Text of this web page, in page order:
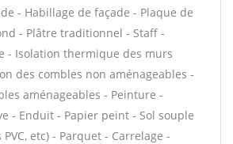
- Habillage de façade - Plaque de
- Plâtre traditionnel - Staff -
- Isolation thermique des murs
des combles non aménageables -
aménageables - Peinture -
- Enduit - Papier peint - Sol souple
etc) - Parquet - Carrelage -